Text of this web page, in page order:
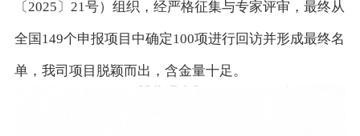
〔2025〕21号）组织，经严格征集与专家评审，最终从
全国149个申报项目中确定100项进行回访并形成最终名
单，我司项目脱颖而出，含金量十足。